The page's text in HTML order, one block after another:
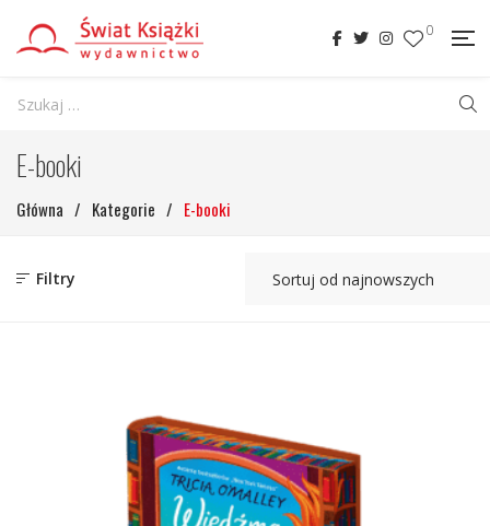
0
E-booki
Główna / Kategorie / E-booki
Filtry